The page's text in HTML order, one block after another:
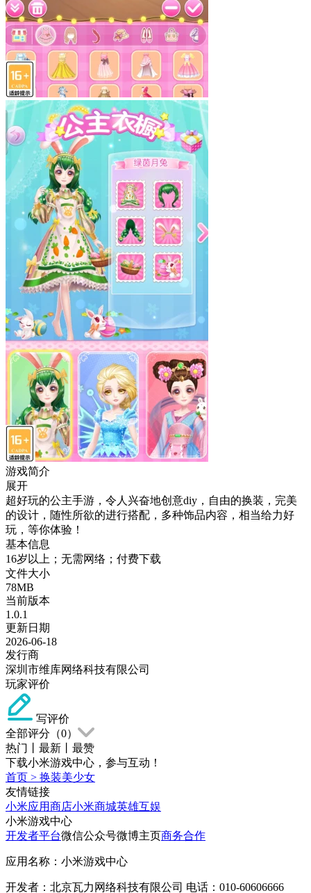
游戏简介
展开
超好玩的公主手游，令人兴奋地创意diy，自由的换装，完美
的设计，随性所欲的进行搭配，多种饰品内容，相当给力好
玩，等你体验！
基本信息
16岁以上；无需网络；付费下载
文件大小
78MB
当前版本
1.0.1
更新日期
2026-06-18
发行商
深圳市维库网络科技有限公司
玩家评价
写评价
全部评分（0）
热门
最新
最赞
下载小米游戏中心，参与互动！
首页 > 换装美少女
友情链接
小米应用商店小米商城英雄互娱
小米游戏中心
开发者平台微信公众号微博主页商务合作
应用名称：小米游戏中心
开发者：北京瓦力网络科技有限公司 电话：010-60606666